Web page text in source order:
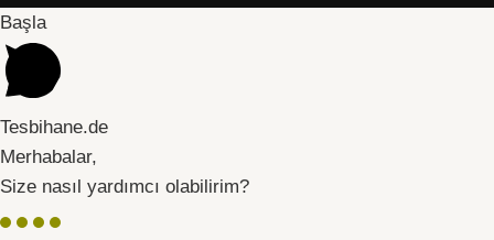
Başla
Tesbihane.de
Merhabalar,
Size nasıl yardımcı olabilirim?